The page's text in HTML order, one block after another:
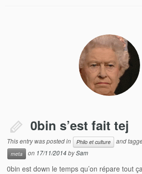
0bin s’est fait tej
This entry was posted in Philo et culture and
meta
on 17/11/2014bySam
0bin est down le temps qu’on répare tout